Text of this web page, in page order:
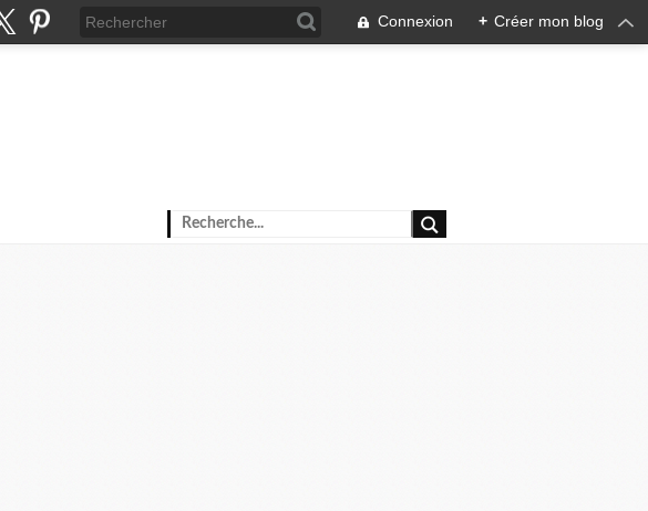
Connexion + Créer mon blog